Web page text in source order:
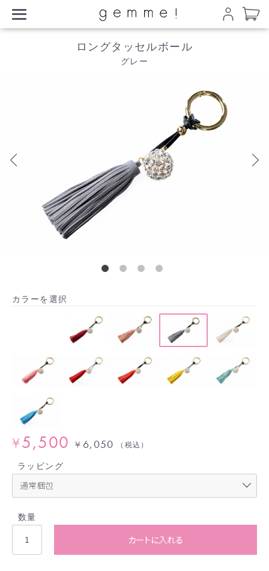
ロングタッセルボール
グレー
カラーを選択
¥5,500 ¥ 6,050 （税込）
ラッピング
数量
カートに入れる